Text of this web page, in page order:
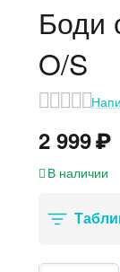
Боди
O/S
2 999₽
В наличии